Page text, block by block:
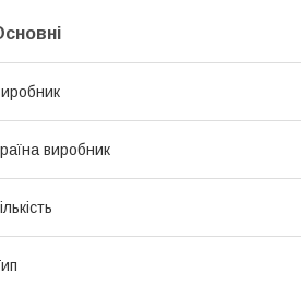
виробник